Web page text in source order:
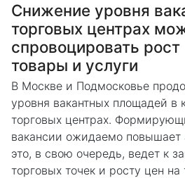
Снижение уровня
торговых центрах
спровоцировать рост
товары и услуги
В Москве и Подмосковье
уровня вакантных площадей в
торговых центрах.
вакансии ожидаемо повышает
это, в свою очередь, ведет к
торговых точек и росту цен